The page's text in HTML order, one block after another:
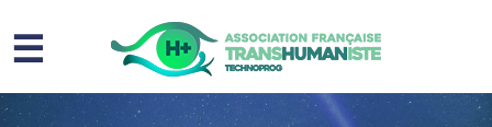
☰
Homme augmenté